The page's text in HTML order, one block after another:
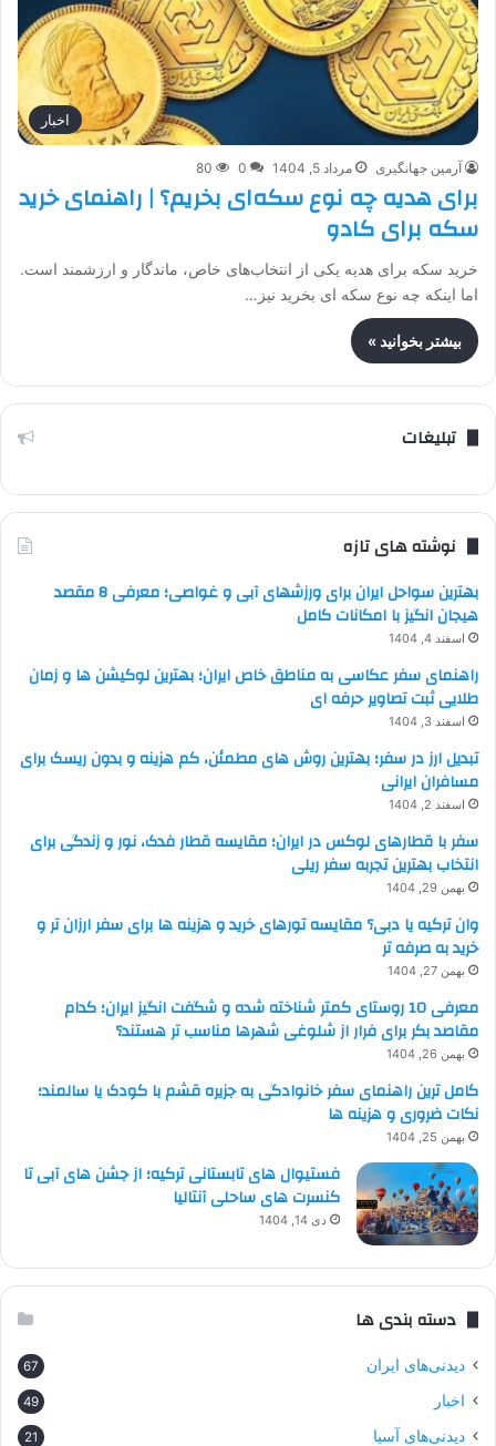
اخبار
آرمین جهانگیری مرداد 5, 1404 0
80
برای هدیه چه نوع سکه‌ای بخریم؟ | راهنمای خرید
سکه برای کادو
خرید سکه برای هدیه یکی از انتخاب‌های خاص، ماندگار و ارزشمند است.
اما اینکه چه نوع سکه ای بخرید نیز…
بیشتر بخوانید »
تبلیغات
نوشته های تازه
بهترین سواحل ایران برای ورزشهای آبی و غواصی؛ معرفی 8 مقصد
هیجان انگیز با امکانات کامل
اسفند 4, 1404
راهنمای سفر عکاسی به مناطق خاص ایران؛ بهترین لوکیشن ها و زمان
طلایی ثبت تصاویر حرفه ای
اسفند 3, 1404
تبدیل ارز در سفر؛ بهترین روش های مطمئن، کم هزینه و بدون ریسک برای
مسافران ایرانی
اسفند 2, 1404
سفر با قطارهای لوکس در ایران؛ مقایسه قطار فدک، نور و زندگی برای
انتخاب بهترین تجربه سفر ریلی
بهمن 29, 1404
وان ترکیه یا دبی؟ مقایسه تورهای خرید و هزینه ها برای سفر ارزان تر و
خرید به صرفه تر
بهمن 27, 1404
معرفی 10 روستای کمتر شناخته شده و شگفت انگیز ایران؛ کدام
مقاصد بکر برای فرار از شلوغی شهرها مناسب تر هستند؟
بهمن 26, 1404
کامل ترین راهنمای سفر خانوادگی به جزیره قشم با کودک یا سالمند؛
نکات ضروری و هزینه ها
بهمن 25, 1404
فستیوال های تابستانی ترکیه؛ از جشن های آبی تا
کنسرت های ساحلی آنتالیا
دی 14, 1404
دسته بندی ها
دیدنی‌های ایران 67
اخبار 49
دیدنی‌های آسیا 21